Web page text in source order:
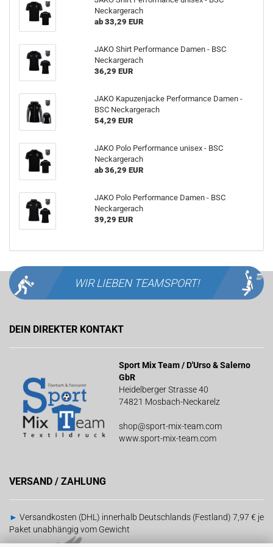
Neckargerach
ab 33,29 EUR
JAKO Shirt Performance Damen - BSC
Neckargerach
36,29 EUR
JAKO Kapuzenjacke Performance Damen -
BSC Neckargerach
54,29 EUR
JAKO Polo Performance unisex - BSC
Neckargerach
ab 36,29 EUR
JAKO Polo Performance Damen - BSC
Neckargerach
39,29 EUR
WIR LIEBEN TEAMSPORT!
DEIN DIREKTER KONTAKT
Sport Mix Team / D'Urso & Salerno
GbR
Heidelberger Strasse 40
74821 Mosbach-Neckarelz
shop@sport-mix-team.com
www.sport-mix-team.com
VERSAND / ZAHLUNG
► Versandkosten (DHL) innerhalb Deutschlands (Festland) 7,97 € je
Paket unabhängig vom Gewicht